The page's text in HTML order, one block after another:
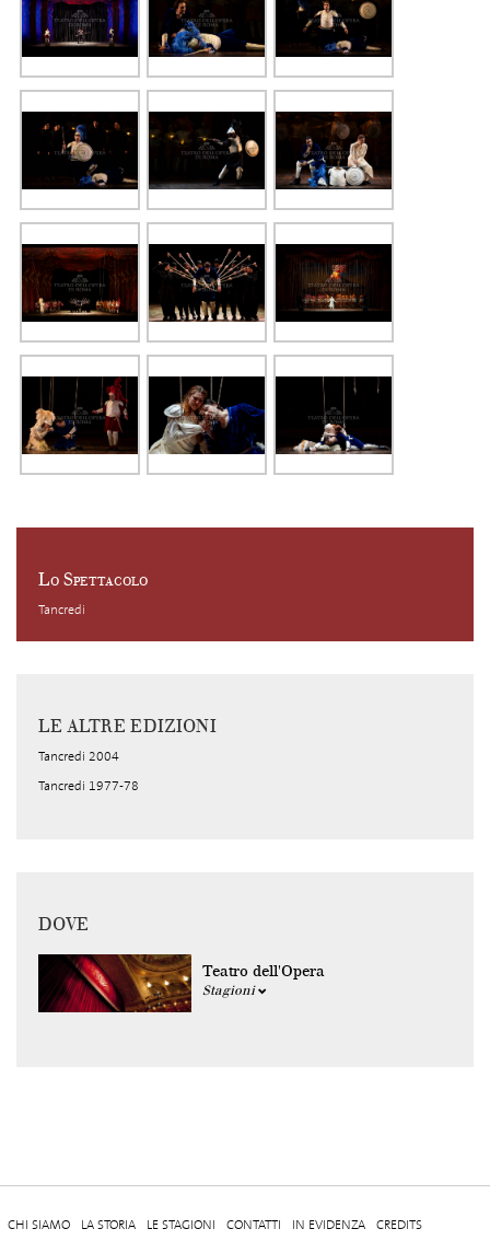
Lo Spettacolo
Tancredi
LE ALTRE EDIZIONI
Tancredi 2004
Tancredi 1977-78
DOVE
Teatro dell'Opera
Stagioni
CHI SIAMO LA STORIA LE STAGIONI CONTATTI IN EVIDENZA CREDITS